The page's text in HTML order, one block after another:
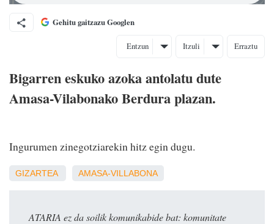
Gehitu gaitzazu Googlen
Entzun Itzuli Erraztu
Bigarren eskuko azoka antolatu dute
Amasa-Vilabonako Berdura plazan.
Ingurumen zinegotziarekin hitz egin dugu.
GIZARTEA AMASA-VILLABONA
ATARIA ez da soilik komunikabide bat: komunitate